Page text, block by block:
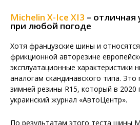
Michelin X-Ice XI3 – отличная
при любой погоде
Хотя французские шины и
фрикционной авторезине
эксплуатационные характеристики
аналогам скандинавского типа. Это
зимней резины R15, который в 2020
украинский журнал «АвтоЦентр».
По результатам этого теста шины